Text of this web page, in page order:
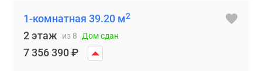
1-комнатная 39.20 м2
2 этаж из 8 Дом сдан
7 356 390₽